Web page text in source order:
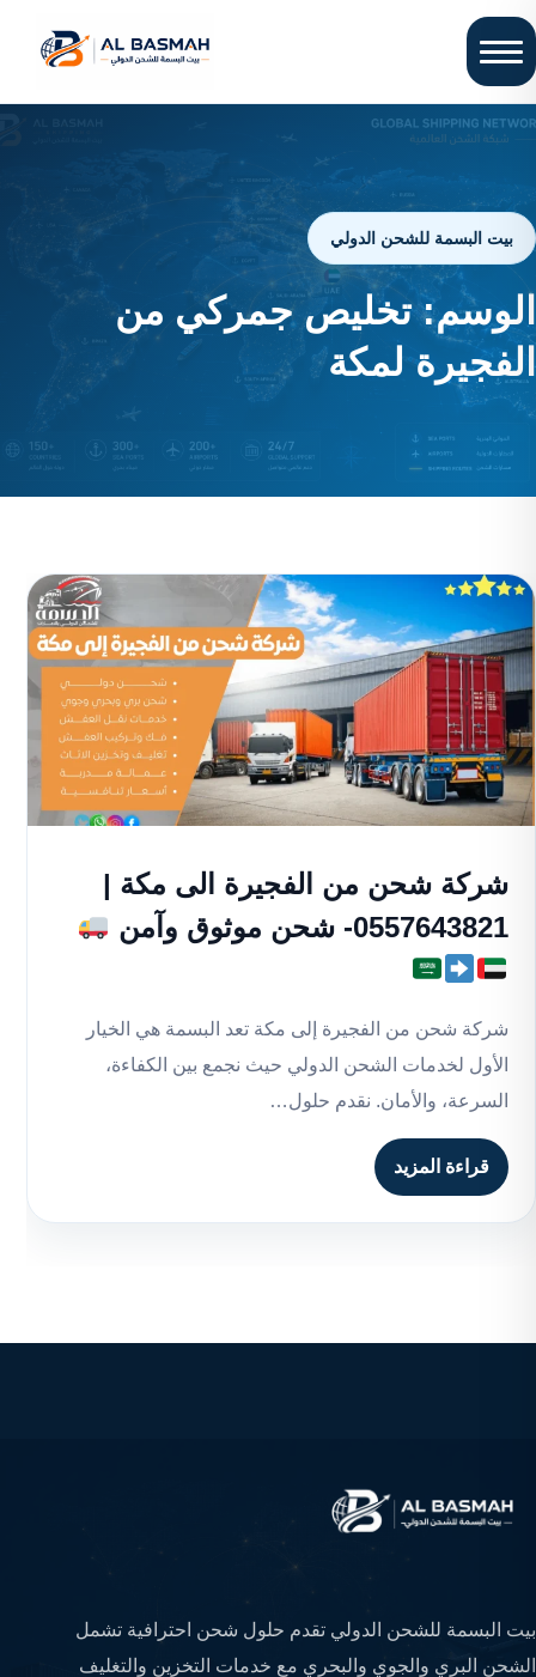
بيت البسمة للشحن الدولي
الوسم:تخليص جمركي من
الفجيرة لمكة
شركة شحن من الفجيرة الى مكة |
0557643821- شحن موثوق وآمن
شركة شحن من الفجيرة إلى مكة تعد البسمة هي الخيار
الأول لخدمات الشحن الدولي حيث نجمع بين الكفاءة،
السرعة، والأمان. نقدم حلول…
قراءة المزيد
بيت البسمة للشحن الدولي تقدم حلول شحن احترافية تشمل
الشحن البري والجوي والبحري مع خدمات التخزين والتغليف